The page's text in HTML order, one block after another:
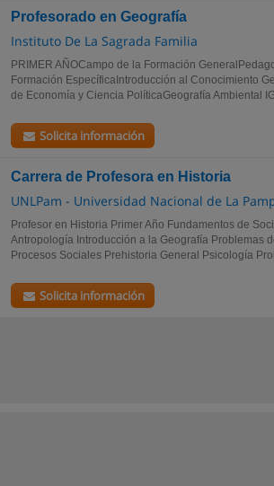
Profesorado en Geografía
Instituto De La Sagrada Familia
PRIMER AÑOCampo de la Formación
Formación EspecíficaIntroducción al Conocimiento
de Economía y Ciencia PolíticaGeografía Ambiental
Solicita información
Carrera de Profesora en Historia
UNLPam - Universidad Nacional de La
Profesor en Historia Primer Año Fundamentos de
Antropología Introducción a la Geografía Problemas
Procesos Sociales Prehistoria General Psicología
Solicita información